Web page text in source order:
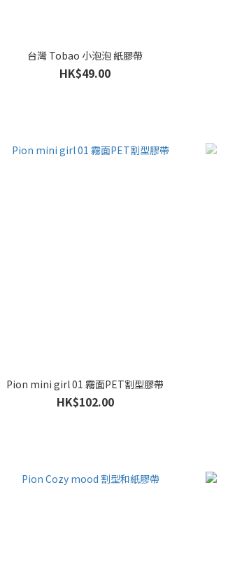
台灣 Tobao 小泡泡 紙膠帶
HK$49.00
Pion mini girl 01 霧面PET割型膠帶
HK$102.00